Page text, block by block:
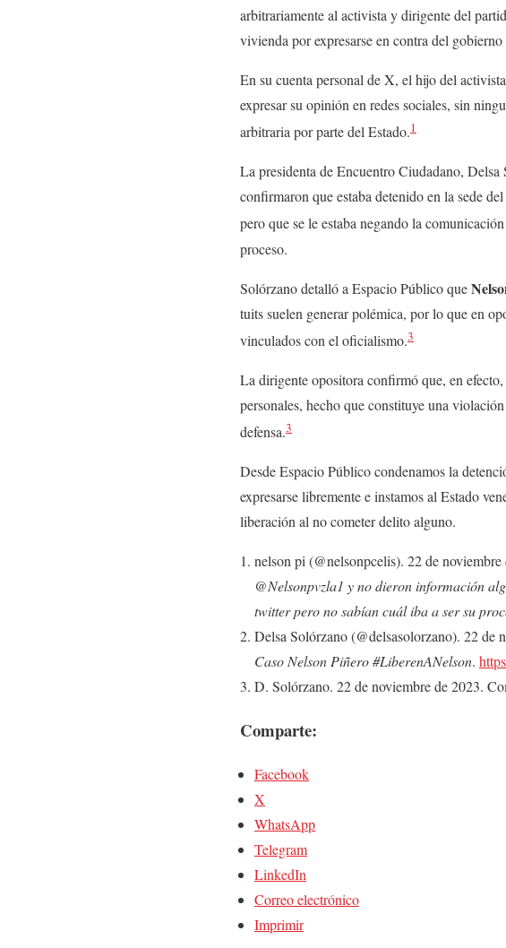
arbitrariamente al activista y dirigente del
vivienda por expresarse en contra del
En su cuenta personal de X, el hijo del
expresar su opinión en redes sociales, sin
arbitraria por parte del Estado.1
La presidenta de Encuentro Ciudadano,
confirmaron que estaba detenido en la sede
pero que se le estaba negando la
proceso.
Solórzano detalló a Espacio Público que
tuits suelen generar polémica, por lo que en
vinculados con el oficialismo.3
La dirigente opositora confirmó que, en efecto,
personales, hecho que constituye una
defensa.3
Desde Espacio Público condenamos la
expresarse libremente e instamos al Estado
liberación al no cometer delito alguno.
nelson pi (@nelsonpcelis). 22 de noviembre
@Nelsonpvzla1 y no dieron información
twitter pero no sabían cuál iba a ser su
Delsa Solórzano (@delsasolorzano). 22 de
Caso Nelson Piñero #LiberenANelson.
D. Solórzano. 22 de noviembre de 2023.
Comparte:
Facebook
X
WhatsApp
Telegram
LinkedIn
Correo electrónico
Imprimir